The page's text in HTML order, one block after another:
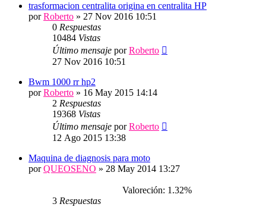
trasformacion centralita origina en centralita HP
porRoberto » 27 Nov 2016 10:51
0 Respuestas
10484 Vistas
Último mensaje porRoberto
27 Nov 2016 10:51
Bwm 1000 rr hp2
porRoberto » 16 May 2015 14:14
2 Respuestas
19368 Vistas
Último mensaje porRoberto
12 Ago 2015 13:38
Maquina de diagnosis para moto
porQUEOSENO » 28 May 2014 13:27
Valoreción: 1.32%
3 Respuestas